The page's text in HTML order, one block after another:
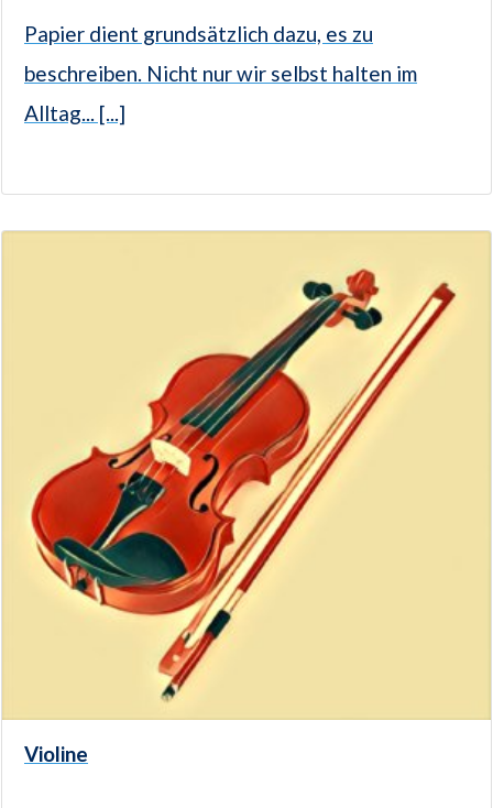
Papier dient grundsätzlich dazu, es zu
beschreiben. Nicht nur wir selbst halten im
Alltag... [...]
Violine